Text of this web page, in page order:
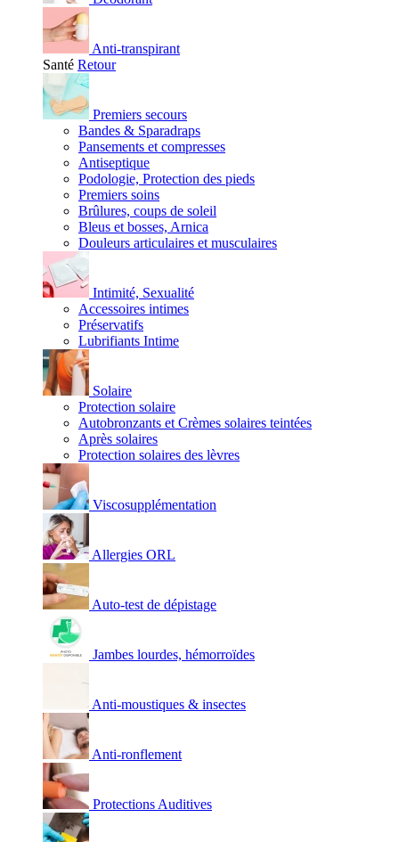
Anti-transpirant
Santé Retour
Premiers secours
Bandes & Sparadraps
Pansements et compresses
Antiseptique
Podologie, Protection des pieds
Premiers soins
Brûlures, coups de soleil
Bleus et bosses, Arnica
Douleurs articulaires et musculaires
Intimité, Sexualité
Accessoires intimes
Préservatifs
Lubrifiants Intime
Solaire
Protection solaire
Autobronzants et Crèmes solaires teintées
Après solaires
Protection solaires des lèvres
Viscosupplémentation
Allergies ORL
Auto-test de dépistage
Jambes lourdes, hémorroïdes
Anti-moustiques & insectes
Anti-ronflement
Protections Auditives